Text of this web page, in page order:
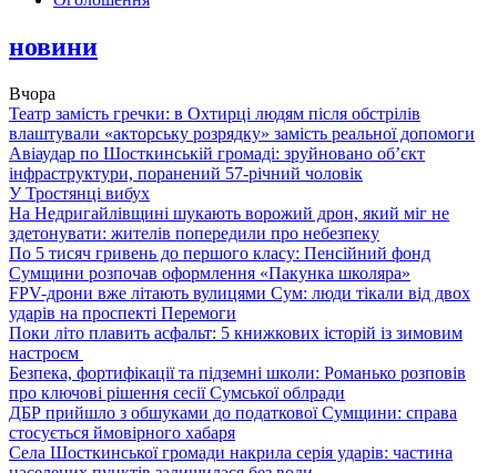
новини
Вчора
Театр замість гречки: в Охтирці людям після обстрілів
влаштували «акторську розрядку» замість реальної допомоги
Авіаудар по Шосткинській громаді: зруйновано об’єкт
інфраструктури, поранений 57-річний чоловік
У Тростянці вибух
На Недригайлівщині шукають ворожий дрон, який міг не
здетонувати: жителів попередили про небезпеку
По 5 тисяч гривень до першого класу: Пенсійний фонд
Сумщини розпочав оформлення «Пакунка школяра»
FPV-дрони вже літають вулицями Сум: люди тікали від двох
ударів на проспекті Перемоги
Поки літо плавить асфальт: 5 книжкових історій із зимовим
настроєм
Безпека, фортифікації та підземні школи: Романько розповів
про ключові рішення сесії Сумської облради
ДБР прийшло з обшуками до податкової Сумщини: справа
стосується ймовірного хабаря
Села Шосткинської громади накрила серія ударів: частина